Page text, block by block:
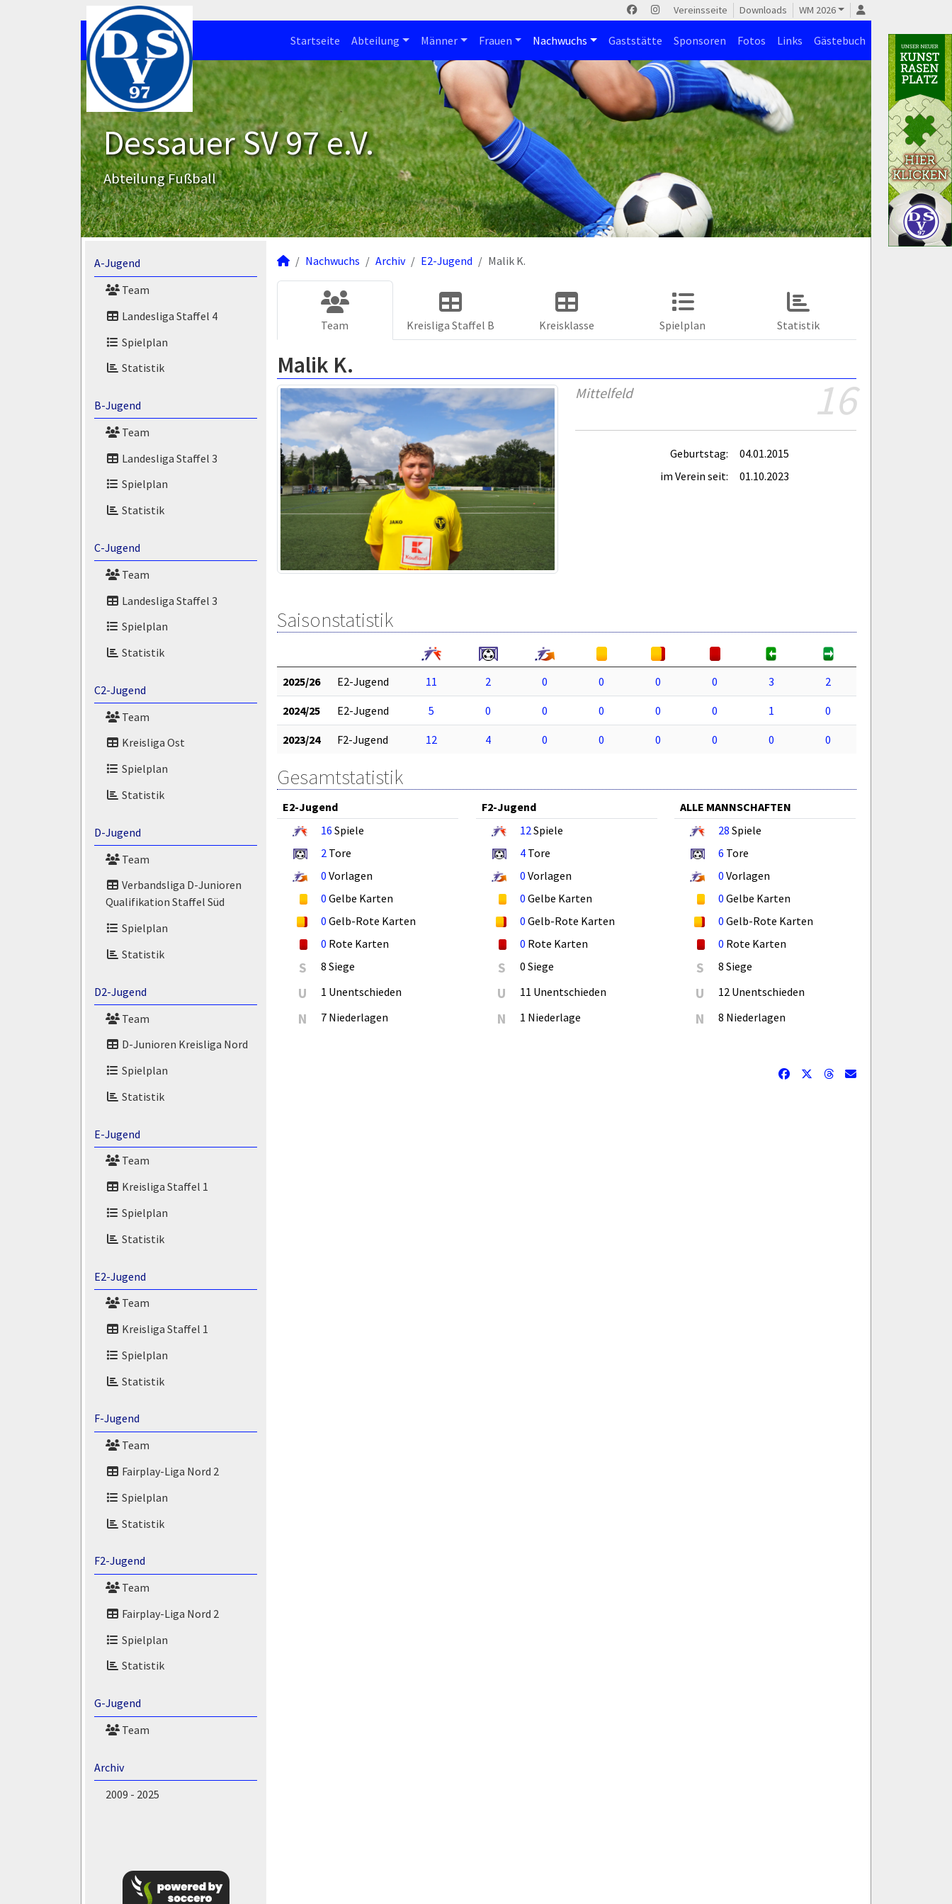
Vereinsseite Downloads WM 2026
Startseite Abteilung Männer Frauen Nachwuchs Gaststätte Sponsoren Fotos Links Gästebuch
Dessauer SV 97 e.V.
Abteilung Fußball
A-Jugend
Team
Landesliga Staffel 4
Spielplan
Statistik
B-Jugend
Team
Landesliga Staffel 3
Spielplan
Statistik
C-Jugend
Team
Landesliga Staffel 3
Spielplan
Statistik
C2-Jugend
Team
Kreisliga Ost
Spielplan
Statistik
D-Jugend
Team
Verbandsliga D-Junioren
Qualifikation Staffel Süd
Spielplan
Statistik
D2-Jugend
Team
D-Junioren Kreisliga Nord
Spielplan
Statistik
E-Jugend
Team
Kreisliga Staffel 1
Spielplan
Statistik
E2-Jugend
Team
Kreisliga Staffel 1
Spielplan
Statistik
F-Jugend
Team
Fairplay-Liga Nord 2
Spielplan
Statistik
F2-Jugend
Team
Fairplay-Liga Nord 2
Spielplan
Statistik
G-Jugend
Team
Archiv
2009 - 2025
Nachwuchs Archiv E2-Jugend Malik K.
Team Kreisliga Staffel B Kreisklasse Spielplan Statistik
Malik K.
16
Mittelfeld
Geburtstag:
04.01.2015
im Verein seit:
01.10.2023
Saisonstatistik
2025/26 E2-Jugend 11 2 0 0 0 0 3 2
2024/25 E2-Jugend 5 0 0 0 0 0 1 0
2023/24 F2-Jugend 12 4 0 0 0 0 0 0
Gesamtstatistik
E2-Jugend
16 Spiele
2 Tore
0 Vorlagen
0 Gelbe Karten
0 Gelb-Rote Karten
0 Rote Karten
S 8 Siege
U 1 Unentschieden
N 7 Niederlagen
F2-Jugend
12Spiele
4Tore
0 Vorlagen
0 Gelbe Karten
0 Gelb-Rote Karten
0 Rote Karten
S 0 Siege
U 11 Unentschieden
N 1 Niederlage
ALLE MANNSCHAFTEN
28 Spiele
6 Tore
0 Vorlagen
0 Gelbe Karten
0 Gelb-Rote Karten
0 Rote Karten
S 8 Siege
U 12 Unentschieden
N 8 Niederlagen